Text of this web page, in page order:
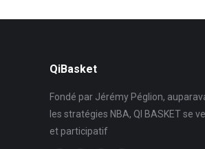
QiBasket
Fondé par Jérémy Péglion,
les stratégies NBA, QI BASKET se
et participatif